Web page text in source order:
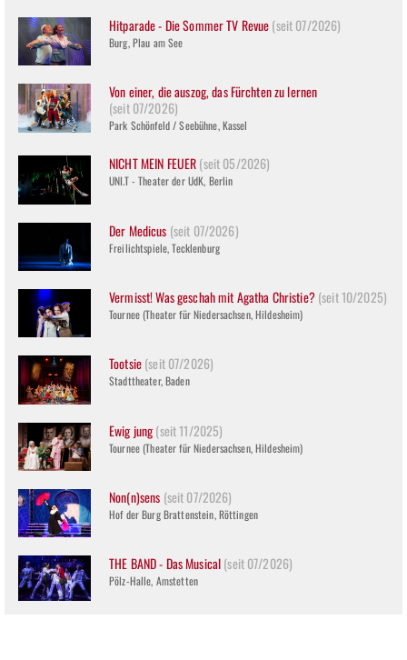
Hitparade - Die Sommer TV Revue(seit 07/2026)
Burg, Plau am See
Von einer, die auszog, das Fürchten zu lernen
(seit 07/2026)
Park Schönfeld / Seebühne, Kassel
NICHT MEIN FEUER(seit 05/2026)
UNI.T - Theater der UdK, Berlin
Der Medicus (seit 07/2026)
Freilichtspiele, Tecklenburg
Vermisst! Was geschah mit Agatha Christie?(seit 10/2025)
Tournee (Theater für Niedersachsen, Hildesheim)
Tootsie(seit 07/2026)
Stadttheater, Baden
Ewig jung(seit 11/2025)
Tournee (Theater für Niedersachsen, Hildesheim)
Non(n)sens (seit 07/2026)
Hof der Burg Brattenstein, Röttingen
THE BAND - Das Musical(seit 07/2026)
Pölz-Halle, Amstetten